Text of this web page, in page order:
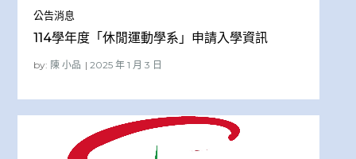
公告消息
114學年度「休閒運動學系」申請入學資訊
by: 陳 小品